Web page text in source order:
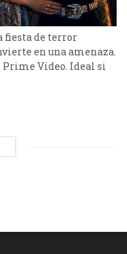
fiesta de terror
en una amenaza.
Prime Video. Ideal si
No apta para: Los
el celular. En